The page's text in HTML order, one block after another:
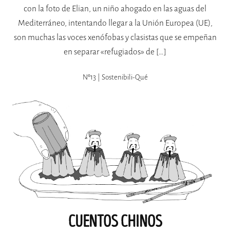
con la foto de Elian, un niño ahogado en las aguas del
Mediterráneo, intentando llegar a la Unión Europea (UE),
son muchas las voces xenófobas y clasistas que se empeñan
en separar «refugiados» de […]
Nº13 | Sostenibili-Qué
CUENTOS CHINOS